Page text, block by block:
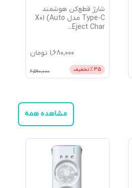
شارژ قطع‌کن هوشمند
Type-C مدل X01 (Auto
Eject Char
...
1,680,000 تومان
35 % تخفیف 2,590,000
مشاهده همه